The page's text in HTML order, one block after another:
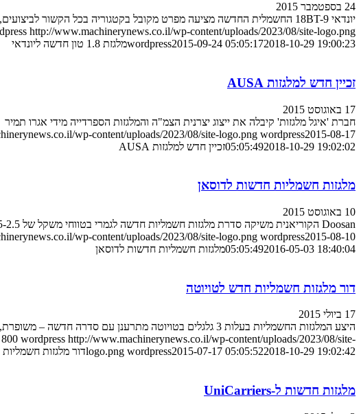
24 בספטמבר 2015
יונדאי 18BT-9 החשמלית החדשה מציעה מפרט מקובל בקטגוריה בכל הקשור לביצועים, אך סטנדרט חדש בכל הקשור לבטיחות בעבודה
http://www.machinerynews.co.il/wp-content/uploads/2023/08/site-logo.png
wordpress2015-09-24 05:05:172018-10-29 19:00:23 מלגזת 1.8 טון חדשה ליונדאי
זכיין חדש למלגזות AUSA
17 באוגוסט 2015
חברת 'איגל מלגזות' קיבלה את ייצוג יצרנית הצמ"ה והמלגזות הספרדייה מידי אגרו תמיר
wp-content/uploads/2023/08/site-logo.png wordpress2015-08-17
05:05:492018-10-29 19:02:02 זכיין חדש למלגזות AUSA
מלגזות חשמליות חדשות לדוסאן
10 באוגוסט 2015
Doosan הקוריאנית משיקה סדרת מלגזות חשמליות חדשה לגמרי בטווחי משקל של 1.5-2.5 טון
wp-content/uploads/2023/08/site-logo.png wordpress2015-08-10
05:05:492016-05-03 18:40:04 מלגזות חשמליות חדשות לדוסאן
דור מלגזות חשמליות חדש לטויוטה
17 ביולי 2015
היצע המלגזות החשמליות בעלות 3 גלגלים בטויוטה מתרענן עם סדרה חדשה – משופרת, יעילה, מהירה ונוחה יותר. כנסו לפרטים
800 wordpress http://www.machinerynews.co.il/wp-content/uploads/2023/08/site-
logo.png wordpress2015-07-17 05:05:522018-10-29 19:02:42 דור מלגזות
מלגזות חדשות ל-UniCarriers